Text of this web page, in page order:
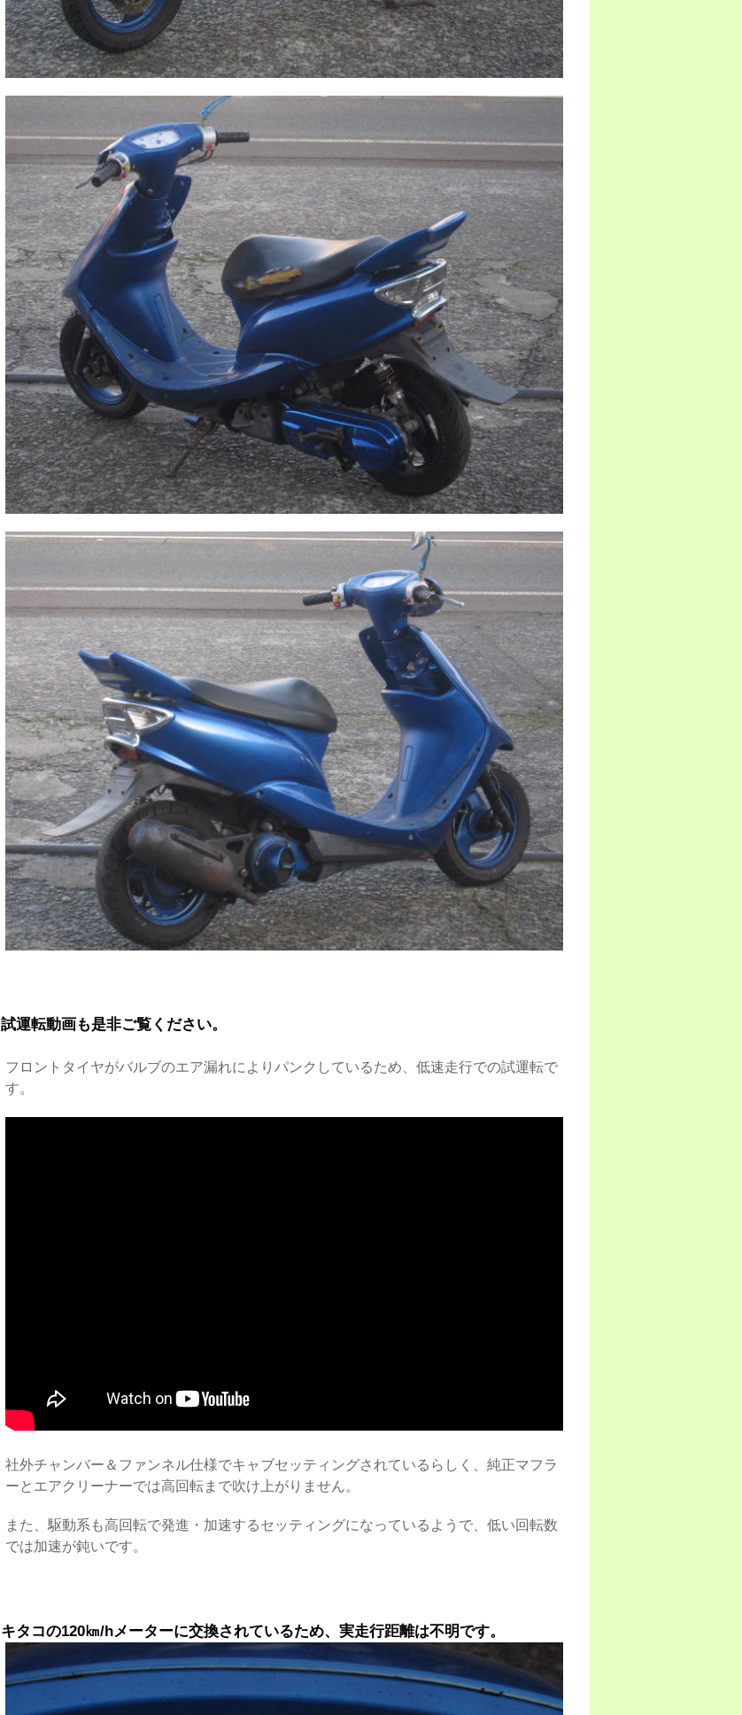
試運転動画も是非ご覧ください。
フロントタイヤがバルブのエア漏れによりパンクしているため、低速走行での試運転で
す。
社外チャンバー＆ファンネル仕様でキャブセッティングされているらしく、純正マフラ
ーとエアクリーナーでは高回転まで吹け上がりません。
また、駆動系も高回転で発進・加速するセッティングになっているようで、低い回転数
では加速が鈍いです。
キタコの120㎞/hメーターに交換されているため、実走行距離は不明です。